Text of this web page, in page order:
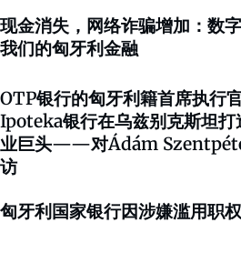
现金消失，网络诈骗增加：数
我们的匈牙利金融
OTP银行的匈牙利籍首席执行
Ipoteka银行在乌兹别克斯坦打
业巨头——对Ádám
访
匈牙利国家银行因涉嫌滥用职